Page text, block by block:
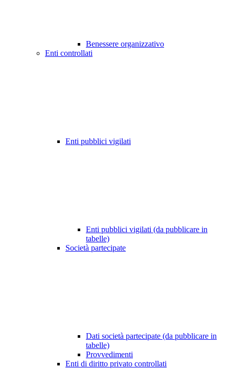
Benessere organizzativo
Enti controllati
Enti pubblici vigilati
Enti pubblici vigilati (da pubblicare in
tabelle)
Società partecipate
Dati società partecipate (da pubblicare in
tabelle)
Provvedimenti
Enti di diritto privato controllati